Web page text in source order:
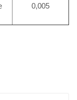
0,005